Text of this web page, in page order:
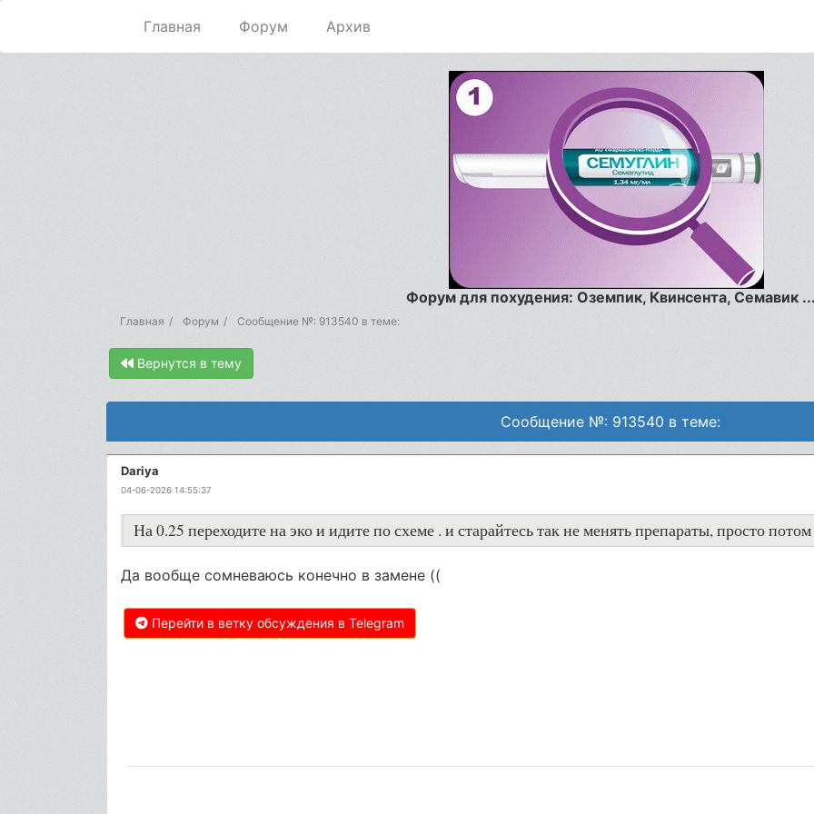
Главная Форум Архив
Форум для похудения: Оземпик, Квинсента, Семавик
Главная Форум Сообщение №: 913540 в теме:
Вернутся в тему
Сообщение №: 913540 в теме:
Dariya
04-06-2026 14:55:37
На 0.25 переходите на эко и идите по схеме . и старайтесь так не менять препараты, просто
Да вообще сомневаюсь конечно в замене ((
Перейти в ветку обсуждения в Telegram